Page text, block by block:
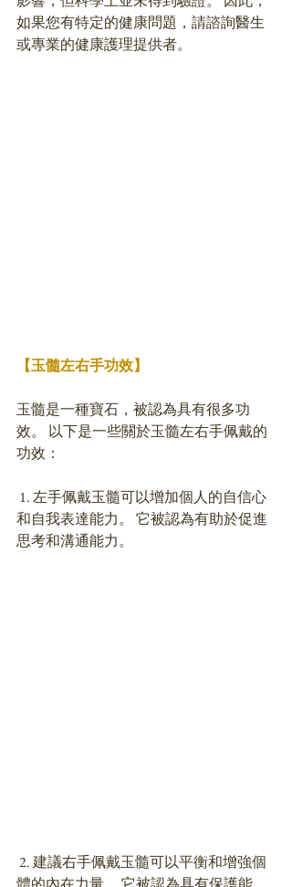
如果您有特定的健康問題，請諮詢醫生
或專業的健康護理提供者。
【玉髓左右手功效】
玉髓是一種寶石，被認為具有很多功
效。 以下是一些關於玉髓左右手佩戴的
功效：
和自我表達能力。 它被認為有助於促進
思考和溝通能力。